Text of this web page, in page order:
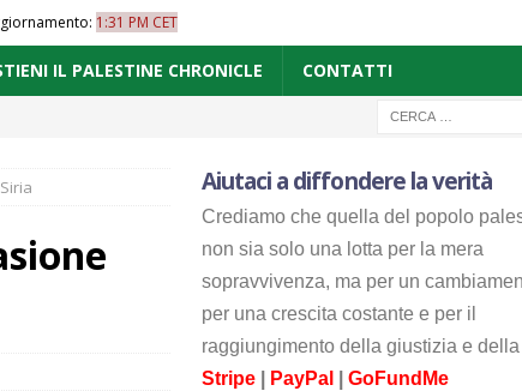
1:31 PM CET
IL PALESTINE CHRONICLE CONTATTI
Aiutaci a diffondere la verità
Crediamo che quella del popolo
non sia solo una lotta per la mera
sopravvivenza, ma per un
per una crescita costante e per il
raggiungimento della giustizia e
Stripe| PayPal GoFundMe